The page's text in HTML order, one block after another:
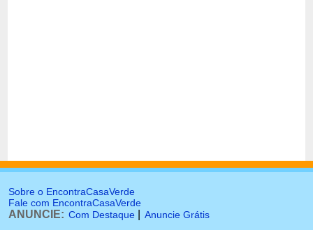
Sobre o EncontraCasaVerde
Fale com EncontraCasaVerde
ANUNCIE: Com Destaque Anuncie Grátis